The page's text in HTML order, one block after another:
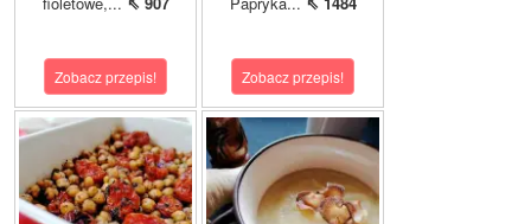
Zobacz przepis! Zobacz przepis!